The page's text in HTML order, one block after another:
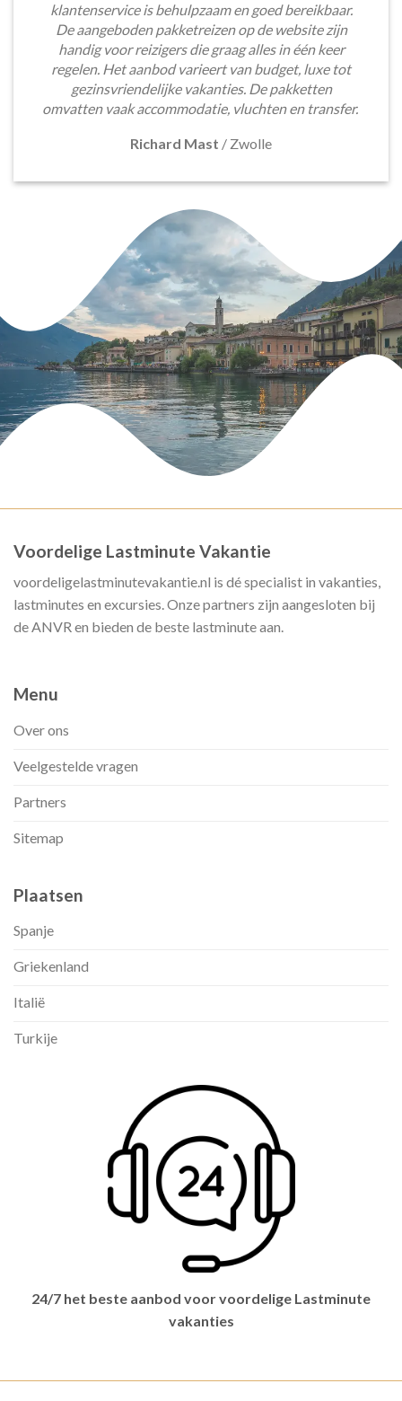
klantenservice is behulpzaam en goed bereikbaar.
De aangeboden pakketreizen op de website zijn
handig voor reizigers die graag alles in één keer
regelen. Het aanbod varieert van budget, luxe tot
gezinsvriendelijke vakanties. De pakketten
omvatten vaak accommodatie, vluchten en transfer.
Richard Mast / Zwolle
Voordelige Lastminute Vakantie
voordeligelastminutevakantie.nl is dé specialist in vakanties,
lastminutes en excursies. Onze partners zijn aangesloten bij
de ANVR en bieden de beste lastminute aan.
Menu
Over ons
Veelgestelde vragen
Partners
Sitemap
Plaatsen
Spanje
Griekenland
Italië
Turkije
24/7 het beste aanbod voor voordelige Lastminute
vakanties